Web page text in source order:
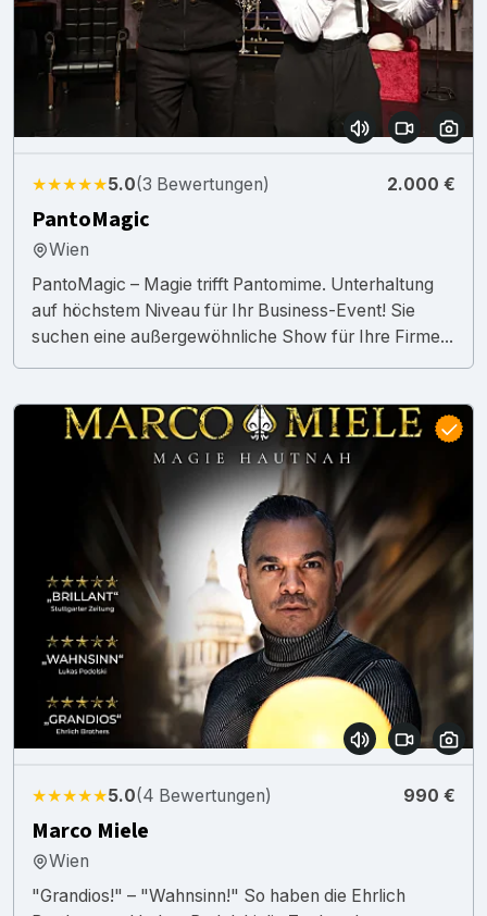
★★★★★5.0(3 Bewertungen) 2.000 €
PantoMagic
Wien
PantoMagic – Magie trifft Pantomime. Unterhaltung
auf höchstem Niveau für Ihr Business-Event! Sie
suchen eine außergewöhnliche Show für Ihre Firme...
★★★★★5.0(4 Bewertungen) 990 €
Marco Miele
Wien
"Grandios!" – "Wahnsinn!" So haben die Ehrlich